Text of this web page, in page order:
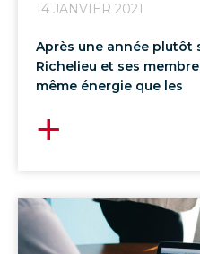
14 JANVIER 2021
Après une année plutôt
Richelieu et ses
même énergie que les